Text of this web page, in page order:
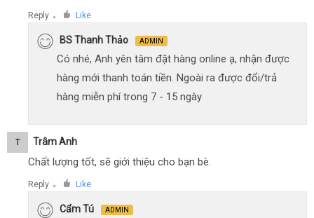
Reply ● Like
BS Thanh Thảo ADMIN
Có nhé, Anh yên tâm đặt hàng online ạ, nhận được
hàng mới thanh toán tiền. Ngoài ra được đổi/trả
hàng miễn phí trong 7 - 15 ngày
T Trâm Anh
Chất lượng tốt, sẽ giới thiệu cho bạn bè.
Reply ● Like
Cẩm Tú ADMIN